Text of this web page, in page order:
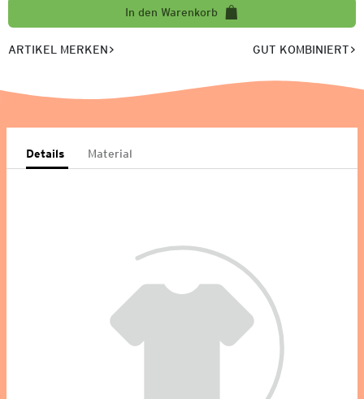
In den Warenkorb
ARTIKEL MERKEN GUT KOMBINIERT
Details Material